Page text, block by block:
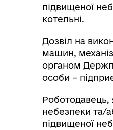
підвищеної
котельні.
Дозвіл на
машин,
органом
особи –
Роботодавець,
небезпеки та/
підвищеної